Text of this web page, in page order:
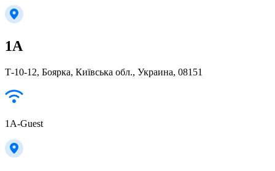
1А
Т-10-12, Боярка, Київська обл., Украина, 08151
1A-Guest